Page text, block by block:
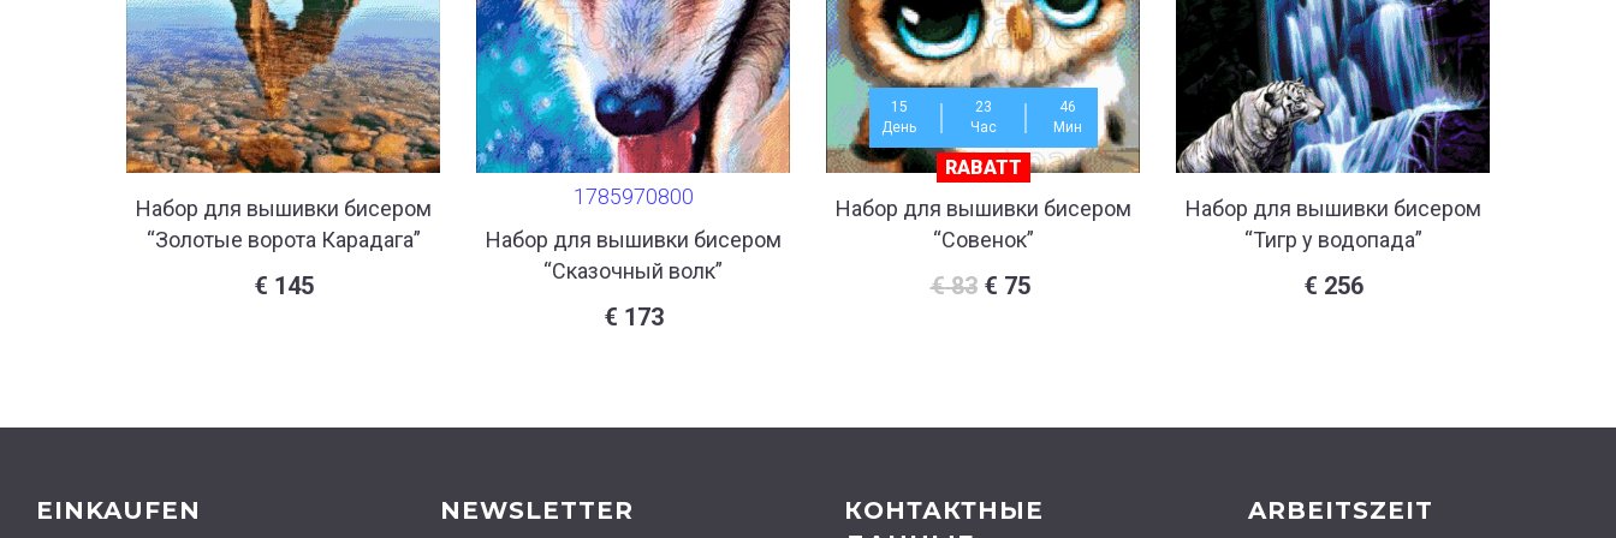
Набор для вышивки бисером
“Золотые ворота Карадага”
€ 145
1785970800
Набор для вышивки бисером
“Сказочный волк”
€ 173
15
День
23
Час
46
Мин
RABATT
Набор для вышивки бисером
“Совенок”
€83 € 75
Набор для вышивки бисером
“Тигр у водопада”
€ 256
EINKAUFEN NEWSLETTER
КОНТАКТНЫЕ
ARBEITSZEIT